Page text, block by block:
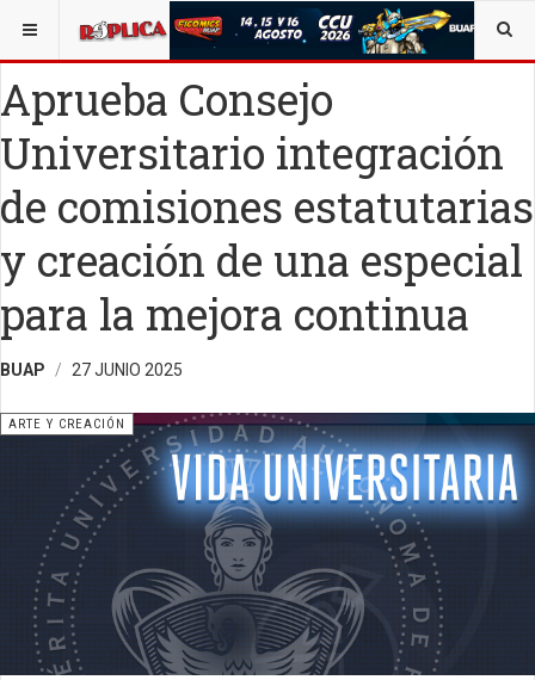
ESTÁ AQUÍ: ARTE
Aprueba Consejo
Universitario integración
de comisiones estatutarias
y creación de una especial
para la mejora continua
BUAP 27 JUNIO 2025
ARTE Y CREACIÓN